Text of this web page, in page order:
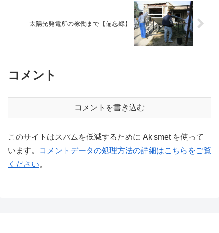
太陽光発電所の稼働まで【備忘録】
コメント
コメントを書き込む
このサイトはスパムを低減するために Akismet を使って
います。
コメントデータの処理方法の詳細はこちらをご覧
ください。